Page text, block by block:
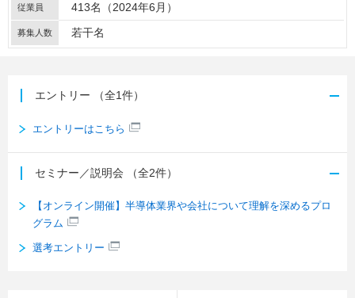
従業員 413名（2024年6月）
募集人数 若干名
エントリー （全1件）
エントリーはこちら
セミナー／説明会 （全2件）
【オンライン開催】半導体業界や会社について理解を深めるプロ
グラム
選考エントリー